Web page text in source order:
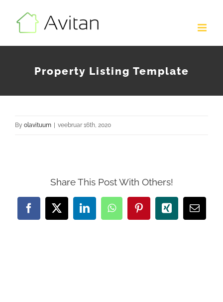
Property Listing Template
By olavituum veebruar 16th, 2020
Share This Post With Others!
Facebook
X LinkedInWhatsAppPinterestXing Email